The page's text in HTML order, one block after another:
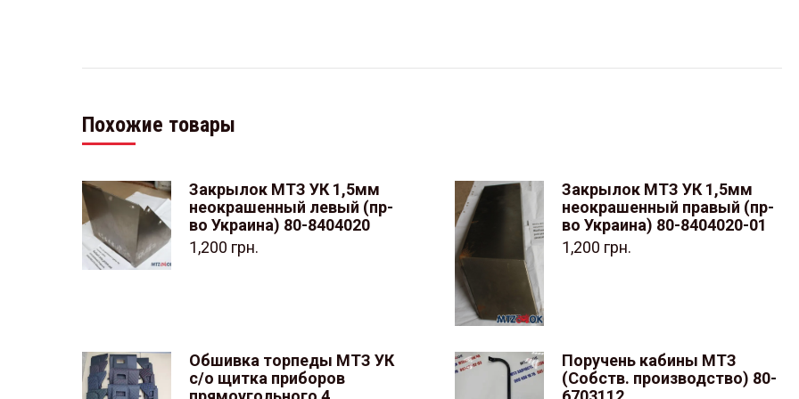
Похожие товары
Закрылок МТЗ УК 1,5мм
неокрашенный левый (пр-
во Украина) 80-8404020
1,200 грн.
Закрылок МТЗ УК 1,5мм
неокрашенный правый (пр-
во Украина) 80-8404020-01
1,200 грн.
Обшивка торпеды МТЗ УК
с/о щитка приборов
Поручень кабины МТЗ
(Собств. производство) 80-